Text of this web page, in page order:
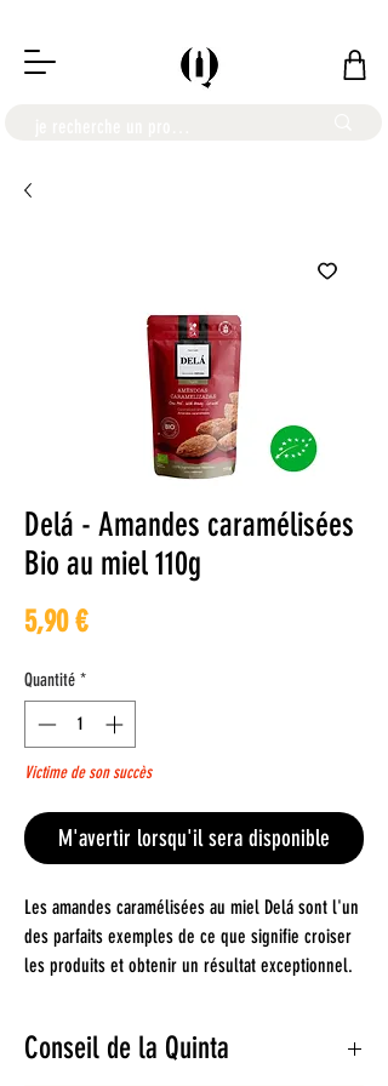
Delá - Amandes caramélisées
Bio au miel 110g
5,90 €Prix
Quantité *
Victime de son succès
M'avertir lorsqu'il sera disponible
Les amandes caramélisées au miel Delá sont l'un
des parfaits exemples de ce que signifie croiser
les produits et obtenir un résultat exceptionnel.
ils ont pu obtenir un produit très savoureux en
croisant les amandes avec le miel. Un résultat
Conseil de la Quinta